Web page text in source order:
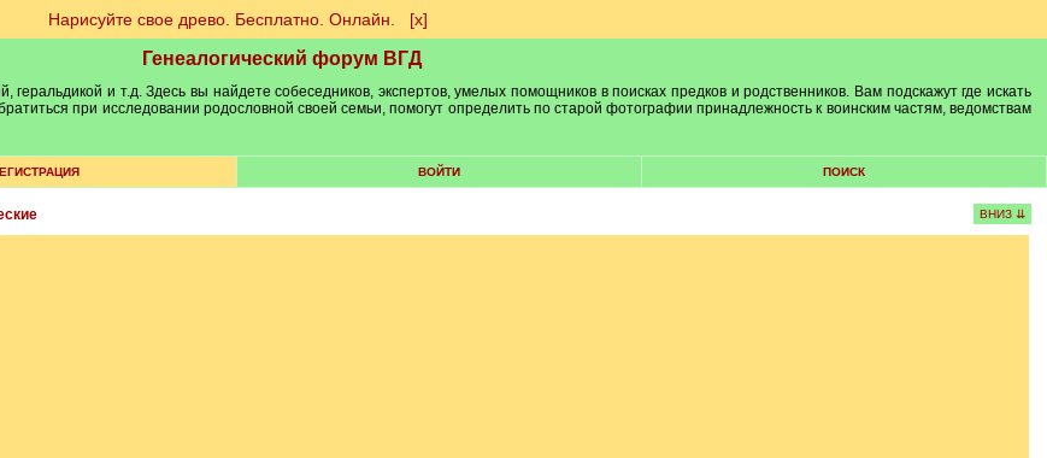
Нарисуйте свое древо. Бесплатно. Онлайн. [х]
Генеалогический форум ВГД
и т.д. Здесь вы найдете собеседников, экспертов, умелых помощников в поисках предков и родственников. Вам подскажут где искать
при исследовании родословной своей семьи, помогут определить по старой фотографии принадлежность к воинским частям, ведомствам
ВОЙТИ ПОИСК
ВНИЗ ⇊